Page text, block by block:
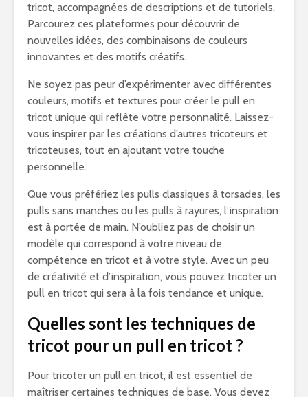
tricot, accompagnées de descriptions et de tutoriels.
Parcourez ces plateformes pour découvrir de
nouvelles idées, des combinaisons de couleurs
innovantes et des motifs créatifs.
Ne soyez pas peur d’expérimenter avec différentes
couleurs, motifs et textures pour créer le pull en
tricot unique qui reflète votre personnalité. Laissez-
vous inspirer par les créations d’autres tricoteurs et
tricoteuses, tout en ajoutant votre touche
personnelle.
Que vous préfériez les pulls classiques à torsades, les
pulls sans manches ou les pulls à rayures, l’inspiration
est à portée de main. N’oubliez pas de choisir un
modèle qui correspond à votre niveau de
compétence en tricot et à votre style. Avec un peu
de créativité et d’inspiration, vous pouvez tricoter un
pull en tricot qui sera à la fois tendance et unique.
Quelles sont les techniques de
tricot pour un pull en tricot ?
Pour tricoter un pull en tricot, il est essentiel de
maîtriser certaines techniques de base. Vous devez